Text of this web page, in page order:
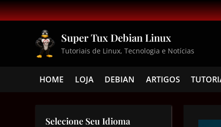
Super Tux Debian Linux
Tutoriais de Linux, Tecnologia e Notícias
HOME LOJA DEBIAN ARTIGOS
Selecione Seu Idioma